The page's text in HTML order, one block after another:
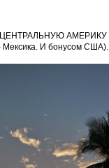
АМЕРИКУ
Мексика. И бонусом США).